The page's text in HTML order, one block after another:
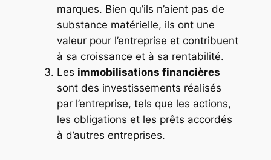
marques. Bien qu’ils n’aient pas de
substance matérielle, ils ont une
valeur pour l’entreprise et contribuent
à sa croissance et à sa rentabilité.
Les immobilisations financières
sont des investissements réalisés
par l’entreprise, tels que les actions,
les obligations et les prêts accordés
à d’autres entreprises.